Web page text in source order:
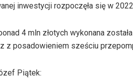
inwestycji rozpoczęła się w
4 mln złotych wykonana
z posadowieniem sześciu
Piątek: